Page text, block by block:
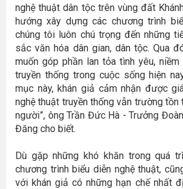
nghệ thuật dân tộc trên vùng đất
hướng xây dựng các chương trình
chúng tôi luôn chú trọng đến những
sắc văn hóa dân gian, dân tộc. Qua
muốn góp phần lan tỏa tình yêu,
truyền thống trong cuộc sống hiện
mục này, khán giả cảm nhận được
nghệ thuật truyền thống vẫn trường tồn
người”, ông Trần Đức Hà - Trưởng
Đăng cho biết.
Dù gặp những khó khăn trong quá
chương trình biểu diễn nghệ thuật,
với khán giả có những hạn chế nhất